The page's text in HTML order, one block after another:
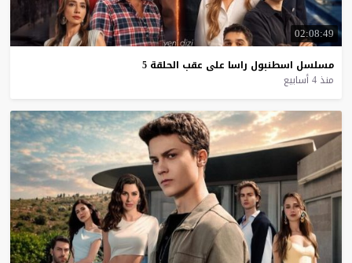
02:08:49
مسلسل اسطنبول راسا على عقب الحلقة 5
منذ 4 أسابيع